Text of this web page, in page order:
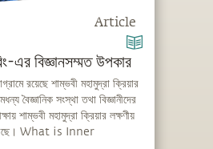
Article
এর বিজ্ঞানসম্মত উপকার
রয়েছে শাম্ভবী মহামুদ্রা ক্রিয়ার
বৈজ্ঞানিক সংস্থা তথা বিজ্ঞানীদের
শাম্ভবী মহামুদ্রা ক্রিয়ার লক্ষণীয়
What is Inner